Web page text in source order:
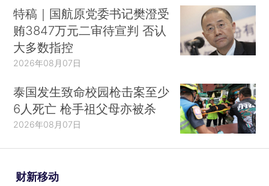
特稿｜国航原党委书记樊澄受
贿3847万元二审待宣判 否认
大多数指控
2026年08月07日
泰国发生致命校园枪击案至少
6人死亡 枪手祖父母亦被杀
2026年08月07日
财新移动